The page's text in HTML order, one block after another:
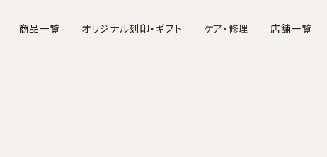
商品一覧 オリジナル刻印・ギフト ケア・修理 店舗一覧